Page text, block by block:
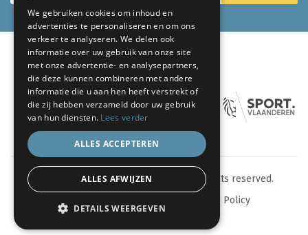
ONZE PARTNERS:
© 2024 eenlevenlangsporten.be - All rights reserved.
Cookie Policy
We gebruiken cookies om inhoud en
advertenties te personaliseren en om ons
verkeer te analyseren. We delen ook
informatie over uw gebruik van onze site
met onze advertentie- en analysepartners,
die deze kunnen combineren met andere
informatie die u aan hen heeft verstrekt of
die zij hebben verzameld door uw gebruik
van hun diensten. Lees verder
ALLES ACCEPTEREN
ALLES AFWIJZEN
DETAILS WEERGEVEN